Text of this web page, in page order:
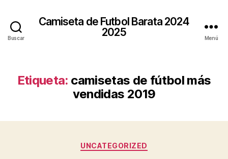
Buscar
Camiseta de Futbol Barata 2024
2025
Menú
Etiqueta: camisetas de fútbol más
vendidas 2019
Categorías
UNCATEGORIZED